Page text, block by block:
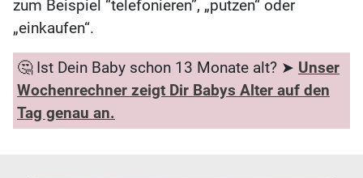
zum Beispiel “telefonieren”, „putzen“ oder
„einkaufen“.
🤔 Ist Dein Baby schon 13 Monate alt? ➤ Unser
Wochenrechner zeigt Dir Babys Alter auf den
Tag genau an.